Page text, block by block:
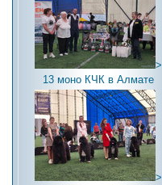
>
13 моно КЧК в Алмате
>